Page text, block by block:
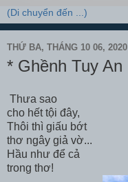
THỨ BA, THÁNG 10 06, 2020
* Ghềnh Tuy An
Thưa sao
cho hết tội đây,
Thôi thì giấu bớt
thơ ngây giả vờ...
Hầu như để cả
trong thơ!